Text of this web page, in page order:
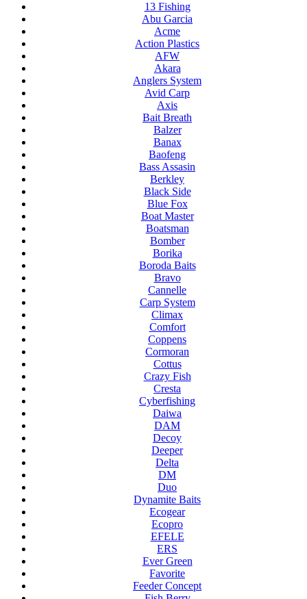
13 Fishing
Abu Garcia
Acme
Action Plastics
AFW
Akara
Anglers System
Avid Carp
Axis
Bait Breath
Balzer
Banax
Baofeng
Bass Assasin
Berkley
Black Side
Blue Fox
Boat Master
Boatsman
Bomber
Borika
Boroda Baits
Bravo
Cannelle
Carp System
Climax
Comfort
Coppens
Cormoran
Cottus
Crazy Fish
Cresta
Cyberfishing
Daiwa
DAM
Decoy
Deeper
Delta
DM
Duo
Dynamite Baits
Ecogear
Ecopro
EFELE
ERS
Ever Green
Favorite
Feeder Concept